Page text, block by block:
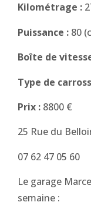
Kilométrage :
Puissance : 80
Boîte de
Type de
Prix : 8800 €
25 Rue du
07 62 47 05 60
Le garage
semaine :